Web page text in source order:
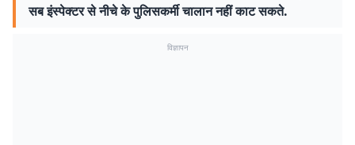
सब इंस्पेक्टर से नीचे के पुलिसकर्मी चालान नहीं काट सकते.
विज्ञापन